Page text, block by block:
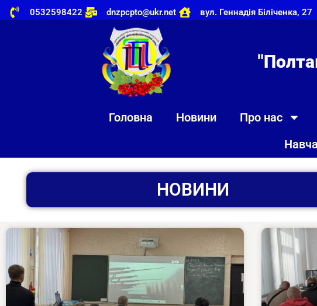
0532598422 dnzpcpto@ukr.net вул. Геннадія Біліченка, 27
Головна Новини Про нас
НОВИНИ